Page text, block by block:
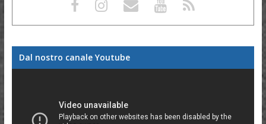
Dal nostro canale Youtube